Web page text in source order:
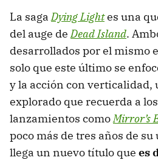
La sagaDying Lightes una
del auge deDead Island.
desarrollados por el mismo
solo que este último se
y la acción con verticalidad,
explorado que recuerda a
lanzamientos comoMirror’s
poco más de tres años de
llega un nuevo título que es